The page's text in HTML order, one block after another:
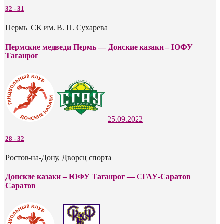
32 - 31
Пермь, СК им. В. П. Сухарева
Пермские медведи Пермь — Донские казаки – ЮФУ
Таганрог
25.09.2022
28 - 32
Ростов-на-Дону, Дворец спорта
Донские казаки – ЮФУ Таганрог — СГАУ-Саратов
Саратов